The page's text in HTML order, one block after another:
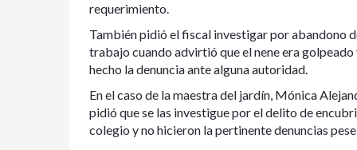
requerimiento.
También pidió el fiscal investigar por abandono
trabajo cuando advirtió que el nene era
hecho la denuncia ante alguna autoridad.
En el caso de la maestra del jardín, Mónica
pidió que se las investigue por el delito de
colegio y no hicieron la pertinente denuncias